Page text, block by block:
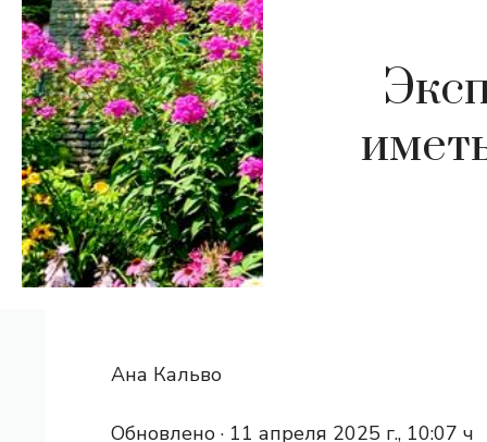
Ана Кальво
Обновлено · 11 апреля 2025 г., 10:07 ч